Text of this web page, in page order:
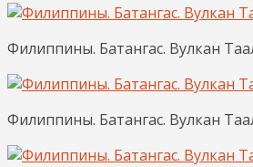
Филиппины. Батангас. Вулкан
Филиппины. Батангас. Вулкан